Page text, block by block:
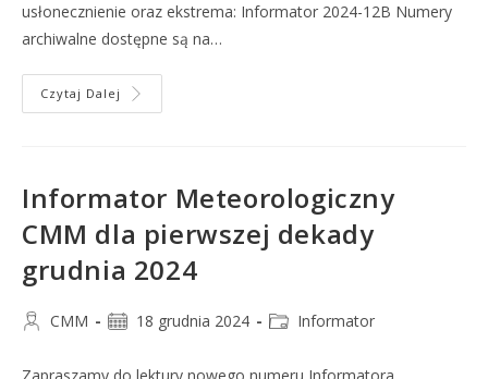
usłonecznienie oraz ekstrema: Informator 2024-12B Numery
archiwalne dostępne są na…
Czytaj Dalej
Informator Meteorologiczny
CMM dla pierwszej dekady
grudnia 2024
CMM 18 grudnia 2024 Informator